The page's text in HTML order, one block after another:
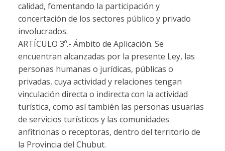
calidad, fomentando la participación y
concertación de los sectores público y privado
involucrados.
ARTÍCULO 3º.- Ámbito de Aplicación. Se
encuentran alcanzadas por la presente Ley, las
personas humanas o jurídicas, públicas o
privadas, cuya actividad y relaciones tengan
vinculación directa o indirecta con la actividad
turística, como así también las personas usuarias
de servicios turísticos y las comunidades
anfitrionas o receptoras, dentro del territorio de
la Provincia del Chubut.